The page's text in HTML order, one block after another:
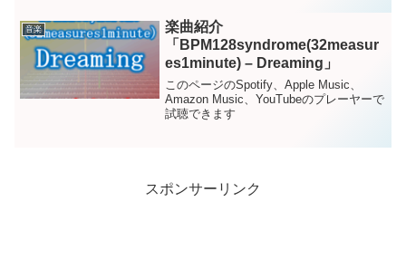
音楽
楽曲紹介
「BPM128syndrome(32measur
es1minute) – Dreaming」
このページのSpotify、Apple Music、
Amazon Music、YouTubeのプレーヤーで
試聴できます
スポンサーリンク